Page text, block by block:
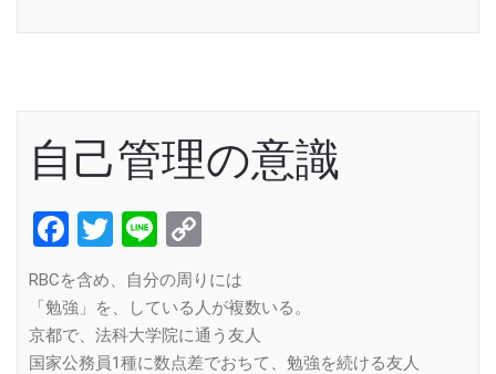
自己管理の意識
Facebook
Twitter
Line
Link
RBCを含め、自分の周りには
「勉強」を、している人が複数いる。
京都で、法科大学院に通う友人
国家公務員1種に数点差でおちて、勉強を続ける友人